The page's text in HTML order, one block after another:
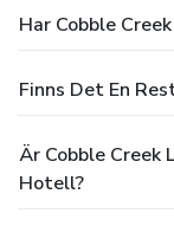
Har Cobble
Finns Det En
Är Cobble
Hotell?